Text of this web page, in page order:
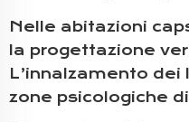
Nelle abitazioni
la progettazione
L’innalzamento
zone psicologiche